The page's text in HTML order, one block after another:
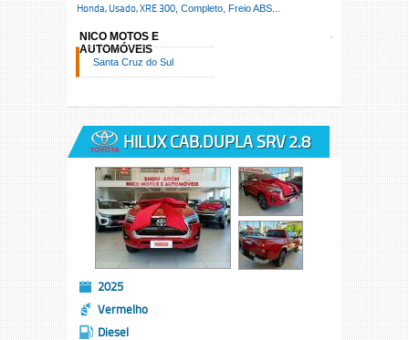
Honda, Usado,XRE 300 , Completo, Freio ABS...
NICO MOTOS E
AUTOMÓVEIS
Santa Cruz do Sul
HILUX CAB.DUPLA SRV 2.8
TB
2025
Vermelho
Diesel